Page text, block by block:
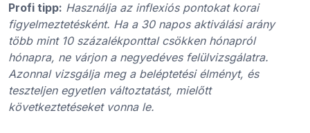
Profi tipp: Használja az inflexiós pontokat korai
figyelmeztetésként. Ha a 30 napos aktiválási arány
több mint 10 százalékponttal csökken hónapról
hónapra, ne várjon a negyedéves felülvizsgálatra.
Azonnal vizsgálja meg a beléptetési élményt, és
teszteljen egyetlen változtatást, mielőtt
következtetéseket vonna le.